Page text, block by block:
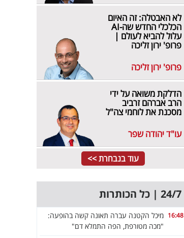
לא האבטלה: זה האיום
הכלכלי החדש שה-AI
עלול להביא לעולם |
פרופ' ירון זליכה
פרופ' ירון זליכה
הדלקת משואה על ידי
הרב אברהם זרביב
מסכנת את לוחמי צה"ל
עו"ד יהודה שפר
עוד בנבחרת >>
24/7 | כל הכותרות
16:48 מיכל הקטנה עברה תאונה קשה בהופעה:
"מכה מטורפת, הפה התמלא דם"